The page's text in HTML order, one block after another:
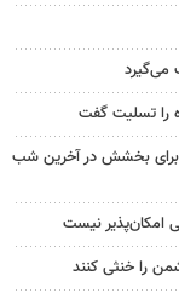
می‌گیرد
را تسلیت گفت
برای بخشش در آخرین شب
امکان‌پذیر نیست
را خنثی کنند